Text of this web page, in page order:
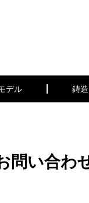
デル 鋳
問い合わ